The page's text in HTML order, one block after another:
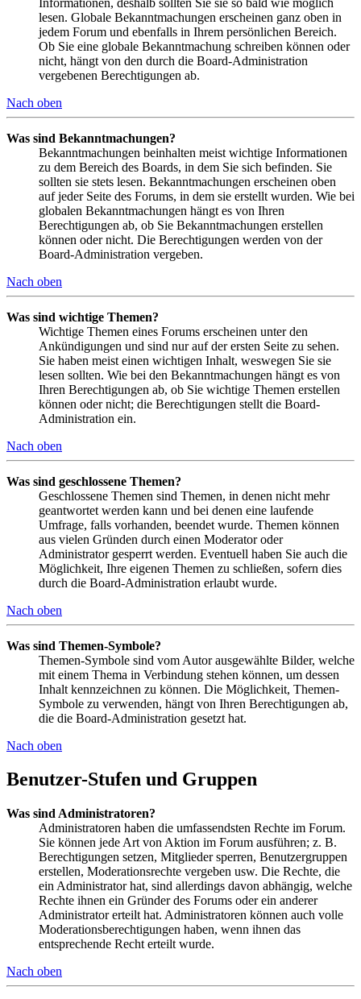
lesen. Globale Bekanntmachungen erscheinen ganz oben in
jedem Forum und ebenfalls in Ihrem persönlichen Bereich.
Ob Sie eine globale Bekanntmachung schreiben können oder
nicht, hängt von den durch die Board-Administration
vergebenen Berechtigungen ab.
Nach oben
Was sind Bekanntmachungen?
Bekanntmachungen beinhalten meist wichtige Informationen
zu dem Bereich des Boards, in dem Sie sich befinden. Sie
sollten sie stets lesen. Bekanntmachungen erscheinen oben
auf jeder Seite des Forums, in dem sie erstellt wurden. Wie bei
globalen Bekanntmachungen hängt es von Ihren
Berechtigungen ab, ob Sie Bekanntmachungen erstellen
können oder nicht. Die Berechtigungen werden von der
Board-Administration vergeben.
Nach oben
Was sind wichtige Themen?
Wichtige Themen eines Forums erscheinen unter den
Ankündigungen und sind nur auf der ersten Seite zu sehen.
Sie haben meist einen wichtigen Inhalt, weswegen Sie sie
lesen sollten. Wie bei den Bekanntmachungen hängt es von
Ihren Berechtigungen ab, ob Sie wichtige Themen erstellen
können oder nicht; die Berechtigungen stellt die Board-
Administration ein.
Nach oben
Was sind geschlossene Themen?
Geschlossene Themen sind Themen, in denen nicht mehr
geantwortet werden kann und bei denen eine laufende
Umfrage, falls vorhanden, beendet wurde. Themen können
aus vielen Gründen durch einen Moderator oder
Administrator gesperrt werden. Eventuell haben Sie auch die
Möglichkeit, Ihre eigenen Themen zu schließen, sofern dies
durch die Board-Administration erlaubt wurde.
Nach oben
Was sind Themen-Symbole?
Themen-Symbole sind vom Autor ausgewählte Bilder, welche
mit einem Thema in Verbindung stehen können, um dessen
Inhalt kennzeichnen zu können. Die Möglichkeit, Themen-
Symbole zu verwenden, hängt von Ihren Berechtigungen ab,
die die Board-Administration gesetzt hat.
Nach oben
Benutzer-Stufen und Gruppen
Was sind Administratoren?
Administratoren haben die umfassendsten Rechte im Forum.
Sie können jede Art von Aktion im Forum ausführen; z. B.
Berechtigungen setzen, Mitglieder sperren, Benutzergruppen
erstellen, Moderationsrechte vergeben usw. Die Rechte, die
ein Administrator hat, sind allerdings davon abhängig, welche
Rechte ihnen ein Gründer des Forums oder ein anderer
Administrator erteilt hat. Administratoren können auch volle
Moderationsberechtigungen haben, wenn ihnen das
entsprechende Recht erteilt wurde.
Nach oben